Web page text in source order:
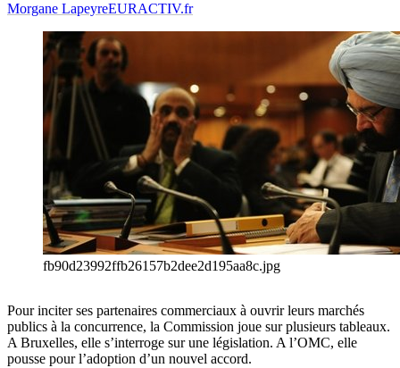
Morgane LapeyreEURACTIV.fr
fb90d23992ffb26157b2dee2d195aa8c.jpg
Pour inciter ses partenaires commerciaux à ouvrir leurs marchés
publics à la concurrence, la Commission joue sur plusieurs tableaux.
A Bruxelles, elle s’interroge sur une législation. A l’OMC, elle
pousse pour l’adoption d’un nouvel accord.